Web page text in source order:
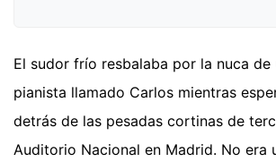
El sudor frío resbalaba por la nuca de
pianista llamado Carlos mientras
detrás de las pesadas cortinas de
Auditorio Nacional en Madrid. No era